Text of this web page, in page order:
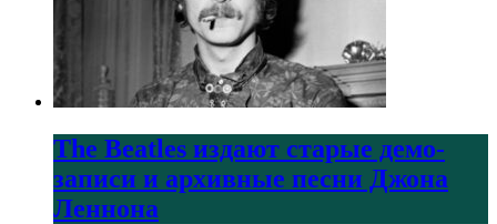
The Beatles издают старые демо-
записи и архивные песни Джона
Леннона